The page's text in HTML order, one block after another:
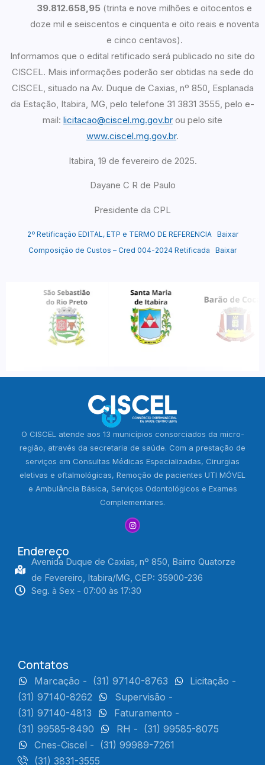
39.812.658,95 (trinta e nove milhões e oitocentos e
doze mil e seiscentos e cinquenta e oito reais e noventa
e cinco centavos).
Informamos que o edital retificado será publicado no site do
CISCEL. Mais informações poderão ser obtidas na sede do
CISCEL, situado na Av. Duque de Caxias, nº 850, Esplanada
da Estação, Itabira, MG, pelo telefone 31 3831 3555, pelo e-
mail: licitacao@ciscel.mg.gov.br ou pelo site
www.ciscel.mg.gov.br.
Itabira, 19 de fevereiro de 2025.
Dayane C R de Paulo
Presidente da CPL
2º Retificação EDITAL, ETP e TERMO DE REFERENCIA
Baixar
Composição de Custos – Cred 004-2024 Retificada
Baixar
O CISCEL atende aos 13 municípios consorciados da micro-
região, através da secretaria de saúde. Com a prestação de
serviços em Consultas Médicas Especializadas, Cirurgias
eletivas e oftalmológicas, Remoção de pacientes UTI MÓVEL
e Ambulância Básica, Serviços Odontológicos e Exames
Complementares.
Endereço
Avenida Duque de Caxias, nº 850, Bairro Quatorze
de Fevereiro, Itabira/MG, CEP: 35900-236
Seg. à Sex - 07:00 às 17:30
Contatos
Marcação - (31) 97140-8763
Licitação -
(31) 97140-8262
Supervisão -
(31) 97140-4813
Faturamento -
(31) 99585-8490
RH - (31) 99585-8075
Cnes-Ciscel - (31) 99989-7261
(31) 3831-3555